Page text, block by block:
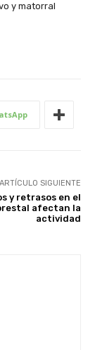
y matorral
ARTÍCULO SIGUIENTE
y retrasos en el
afectan la
actividad